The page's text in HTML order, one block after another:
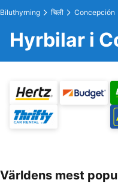
Biluthyrning चिली Concepción
Hyrbilar i
Världens mest